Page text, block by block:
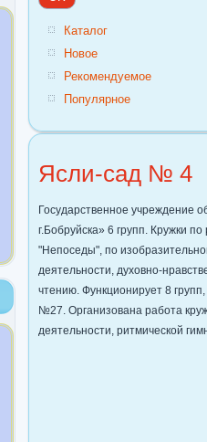
Каталог
Новое
Рекомендуемое
Популярное
Ясли-сад № 4
Государственное учреждение
г.Бобруйска» 6 групп. Кружки
"Непоседы", по
деятельности, духовно-
чтению. Функционирует 8
№27. Организована работа
деятельности, ритмической